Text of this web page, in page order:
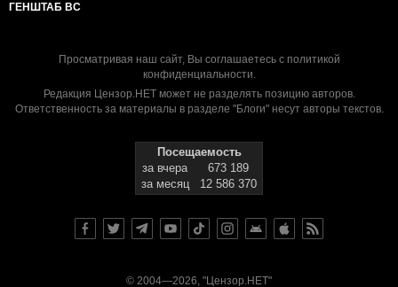
ГЕНШТАБ ВС
Просматривая наш сайт, Вы соглашаетесь с политикой
конфиденциальности.
Редакция Цензор.НЕТ может не разделять позицию авторов.
Ответственность за материалы в разделе "Блоги" несут авторы текстов.
Посещаемость
за вчера
673 189
за месяц
12 586 370
© 2004—2026, "Цензор.НЕТ"